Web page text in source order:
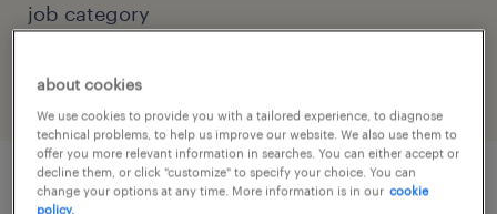
job category
about cookies
We use cookies to provide you with a tailored experience, to diagnose
technical problems, to help us improve our website. We also use them to
offer you more relevant information in searches. You can either accept or
decline them, or click "customize" to specify your choice. You can
change your options at any time. More information is in our cookie
policy.